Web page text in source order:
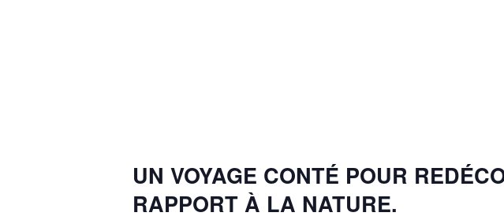
UN VOYAGE CONTÉ POUR
RAPPORT À LA NATURE.